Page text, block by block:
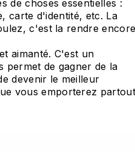
de choses essentielles :
carte d'identité, etc. La
c'est la rendre
aimanté. C'est un
permet de gagner de la
devenir le meilleur
vous emporterez